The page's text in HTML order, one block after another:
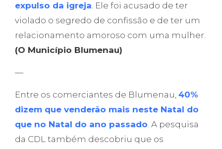
expulso da igreja. Ele foi acusado de ter
violado o segredo de confissão e de ter um
relacionamento amoroso com uma mulher.
(O Município Blumenau)
—
Entre os comerciantes de Blumenau, 40%
dizem que venderão mais neste Natal do
que no Natal do ano passado. A pesquisa
da CDL também descobriu que os